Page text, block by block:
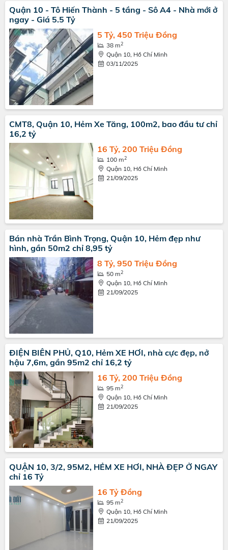
Quận 10 - Tô Hiến Thành - 5 tầng - Sô A4 - Nhà mới ở
ngay - Giá 5.5 Tỷ
5 Tỷ, 450 Triệu Đồng
38 m2
Quận 10, Hồ Chí Minh
03/11/2025
CMT8, Quận 10, Hẻm Xe Tăng, 100m2, bao đầu tư chỉ
16,2 tỷ
16 Tỷ, 200 Triệu Đồng
100 m2
Quận 10, Hồ Chí Minh
21/09/2025
Bán nhà Trần Bình Trọng, Quận 10, Hẻm đẹp như
hình, gần 50m2 chỉ 8,95 tỷ
8 Tỷ, 950 Triệu Đồng
50 m2
Quận 10, Hồ Chí Minh
21/09/2025
ĐIỆN BIÊN PHỦ, Q10, Hẻm XE HƠI, nhà cực đẹp, nở
hậu 7,6m, gần 95m2 chỉ 16,2 tỷ
16 Tỷ, 200 Triệu Đồng
95 m2
Quận 10, Hồ Chí Minh
21/09/2025
QUẬN 10, 3/2, 95M2, HẺM XE HƠI, NHÀ ĐẸP Ở NGAY
chỉ 16 Tỷ
16 Tỷ Đồng
95 m2
Quận 10, Hồ Chí Minh
21/09/2025